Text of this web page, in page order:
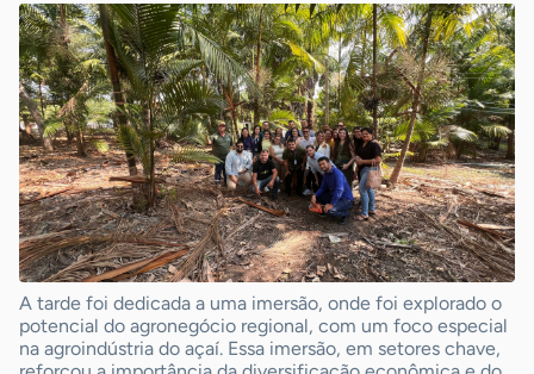
A tarde foi dedicada a uma imersão, onde foi explorado o
potencial do agronegócio regional, com um foco especial
na agroindústria do açaí. Essa imersão, em setores chave,